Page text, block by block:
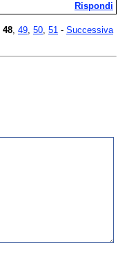
Rispondi
48, 49, 50, 51 - Successiva